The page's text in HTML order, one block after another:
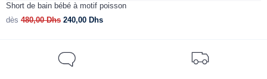
Short de bain bébé à motif poisson
dès 480,00Dhs 240,00 Dhs